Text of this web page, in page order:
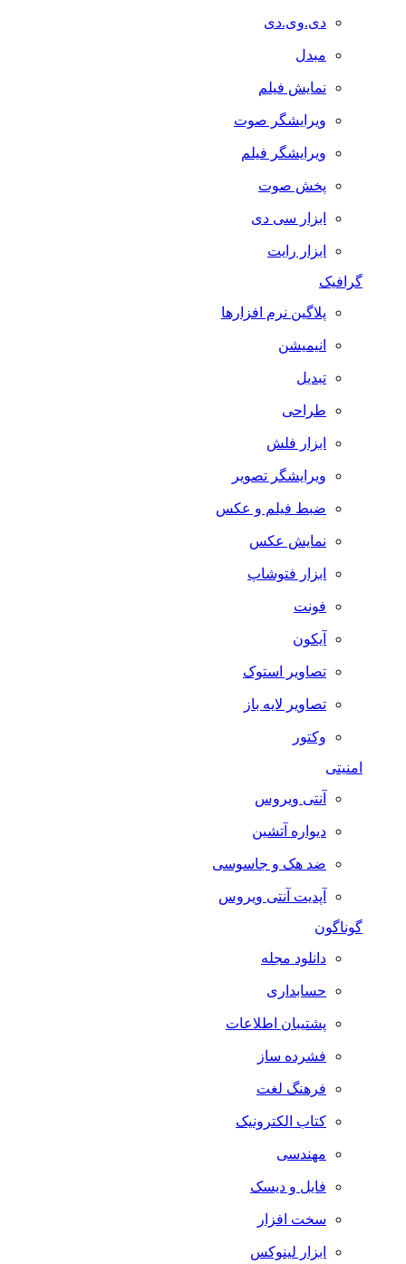
دی.وی.دی
مبدل
نمایش فیلم
ویرایشگر صوت
ویرایشگر فیلم
پخش صوت
ابزار سی دی
ابزار رایت
گرافیک
پلاگین نرم افزارها
انیمیشن
تبدیل
طراحی
ابزار فلش
ویرایشگر تصویر
ضبط فيلم و عكس
نمایش عکس
ابزار فتوشاپ
فونت
آیکون
تصاویر استوک
تصاویر لایه باز
وکتور
امنیتی
آنتی ویروس
دیواره آتشین
ضد هک و جاسوسی
آپدیت آنتی ویروس
گوناگون
دانلود مجله
حسابداری
پشتیبان اطلاعات
فشرده ساز
فرهنگ لغت
کتاب الکترونیک
مهندسی
فایل و دیسک
سخت افزار
ابزار لینوکس